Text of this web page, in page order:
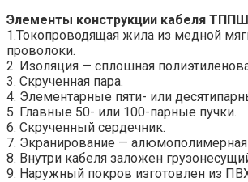
Элементы конструкции кабеля
1.Токопроводящая жила из медной
проволоки.
2. Изоляция — сплошная
3. Скрученная пара.
4. Элементарные пяти- или
5. Главные 50- или 100-парные пучки.
6. Скрученный сердечник.
7. Экранирование — алюмополимерная
8. Внутри кабеля заложен
9. Наружный покров изготовлен из